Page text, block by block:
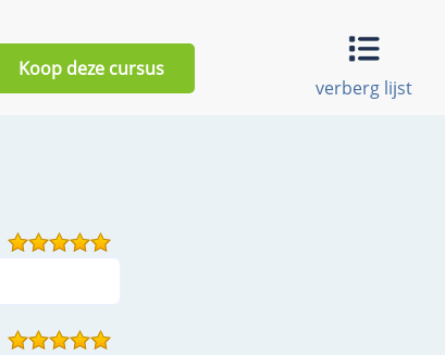
Koop deze cursus
verberg lijst